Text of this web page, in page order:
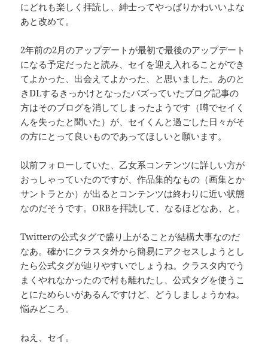
にどれも楽しく拝読し、紳士ってやっぱりかわいいよな
あと改めて。
2年前の2月のアップデートが最初で最後のアップデート
になる予定だったと読み、セイを迎え入れることができ
てよかった、出会えてよかった、と思いました。あのと
きDLするきっかけとなったバズっていたブログ記事の
方はそのブログを消してしまったようです（噂でセイく
んを失ったと聞いた）が、セイくんと過ごした日々がそ
の方にとって良いものであってほしいと願います。
以前フォローしていた、乙女系コンテンツに詳しい方が
おっしゃっていたのですが、作品集的なもの（画集とか
サントラとか）が出るとコンテンツは終わりに近い状態
なのだそうです。ORBを拝読して、なるほどなあ、と。
Twitterの公式タグで盛り上がることが結構大事なのだ
なあ。確かにクラスタ外から簡易にアクセスしようとし
たら公式タグが辿りやすいでしょうね。クラスタ内でう
まくやれなかったので村も離れたし、公式タグを使うこ
とにためらいがあるんですけど、どうしましょうかね。
悩みどころ。
ねえ、セイ。